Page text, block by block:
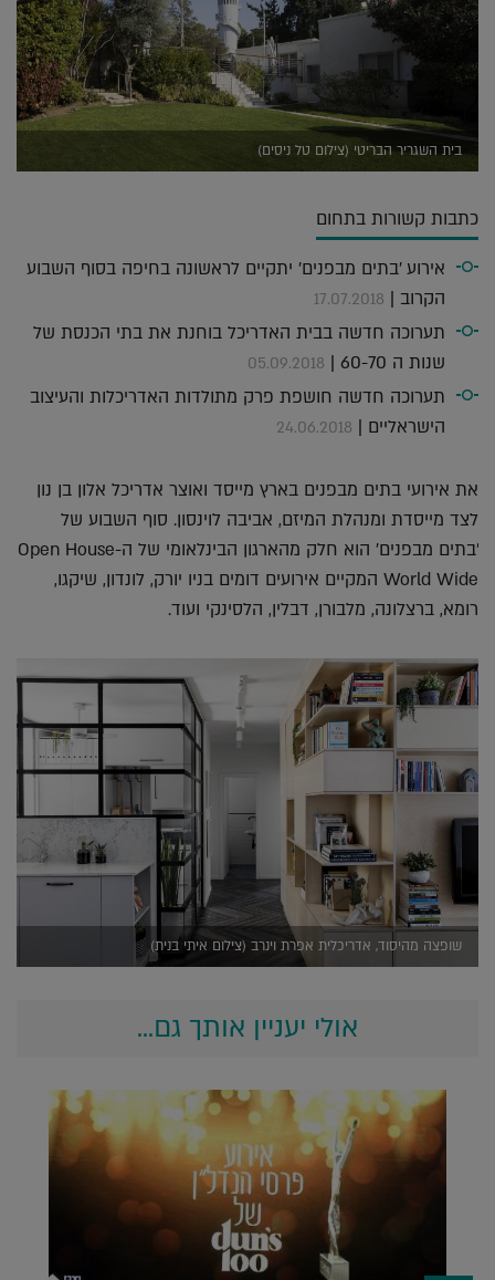
בית השגריר הבריטי (צילום טל ניסים)
כתבות קשורות בתחום
אירוע 'בתים מבפנים' יתקיים לראשונה בחיפה בסוף השבוע
הקרוב | 17.07.2018
תערוכה חדשה בבית האדריכל בוחנת את בתי הכנסת של
שנות ה 60-70 |
05.09.2018
תערוכה חדשה חושפת פרק מתולדות האדריכלות והעיצוב
הישראליים | 24.06.2018
את אירועי בתים מבפנים בארץ מייסד ואוצר אדריכל אלון בן נון
לצד מייסדת ומנהלת המיזם, אביבה לוינסון. סוף השבוע של
'בתים מבפנים' הוא חלק מהארגון הבינלאומי של ה-Open House
World Wide המקיים אירועים דומים בניו יורק, לונדון, שיקגו,
רומא, ברצלונה, מלבורן, דבלין, הלסינקי ועוד.
שופצה מהיסוד, אדריכלית אפרת וינרב (צילום איתי בנית)
אולי יעניין אותך גם...